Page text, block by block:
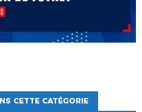
CETTE CATÉGORIE